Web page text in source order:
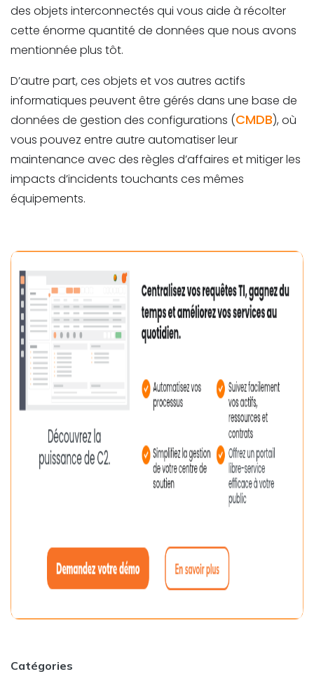
des objets interconnectés qui vous aide à récolter
cette énorme quantité de données que nous avons
mentionnée plus tôt.
D’autre part, ces objets et vos autres actifs
informatiques peuvent être gérés dans une base de
données de gestion des configurations (CMDB), où
vous pouvez entre autre automatiser leur
maintenance avec des règles d’affaires et mitiger les
impacts d’incidents touchants ces mêmes
équipements.
Catégories